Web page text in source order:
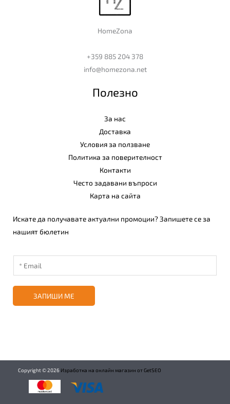
HomeZona
+359 885 204 378
info@homezona.net
Полезно
За нас
Доставка
Условия за ползване
Политика за поверителност
Контакти
Често задавани въпроси
Карта на сайта
Искате да получавате актуални промоции? Запишете се за
нашият бюлетин
ЗАПИШИ МЕ
Copyright ©2026 Изработка на онлайн магазин от GetSEO